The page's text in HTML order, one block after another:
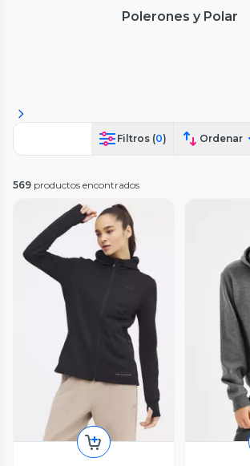
Polerones y Polar
Filtros (0) Ordenar
569 productos encontrados